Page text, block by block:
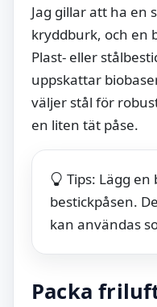
Jag gillar att ha en
kryddburk, och en
Plast- eller
uppskattar
väljer stål för
en liten tät påse.
Tips: Lägg
bestickpåsen.
kan användas
Packa